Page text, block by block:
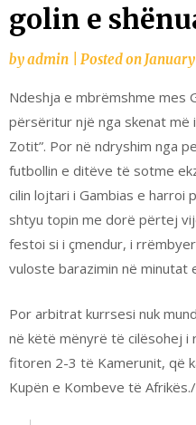
golin e
byadmin Posted on
Ndeshja e mbrëmshme mes
përsëritur një nga skenat më
Zotit”. Por në ndryshim nga
futbollin e ditëve të sotme
cilin lojtari i Gambias e harroi
shtyu topin me dorë përtej
festoi si i çmendur, i
vuloste barazimin në minutat
Por arbitrat kurrsesi nuk
në këtë mënyrë të cilësohej i
fitoren 2-3 të Kamerunit, që
Kupën e Kombeve të